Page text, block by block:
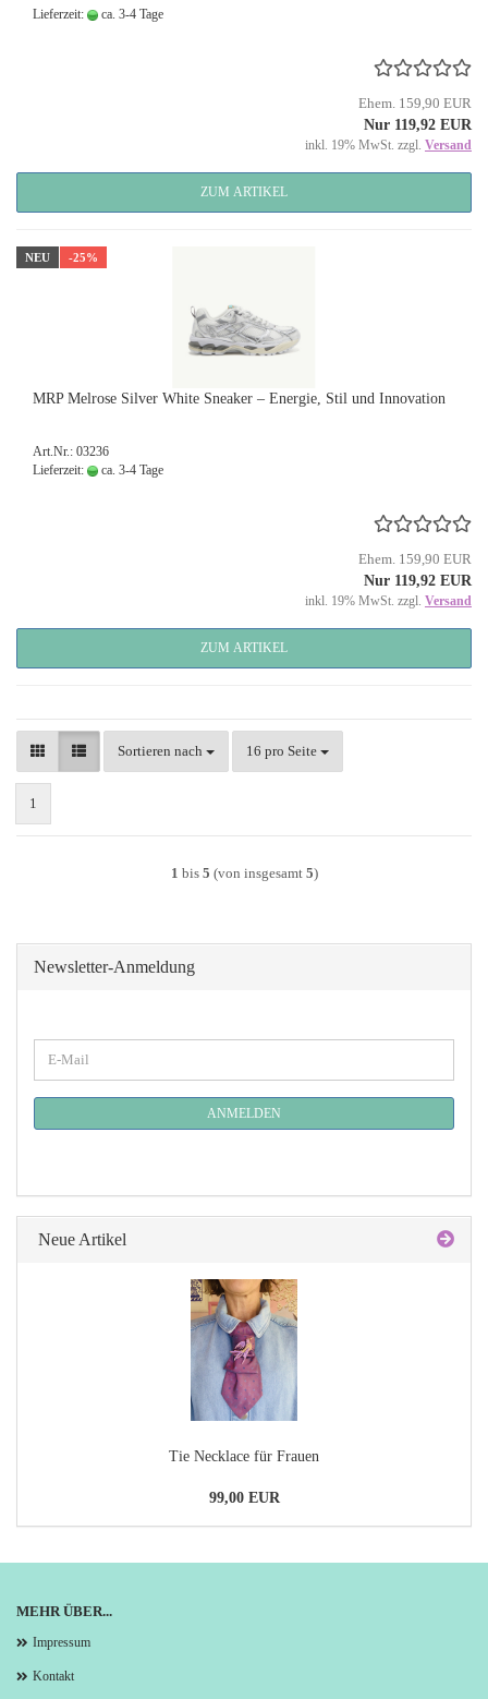
Lieferzeit:
ca. 3-4 Tage
Ehem. 159,90 EUR
Nur 119,92 EUR
inkl. 19% MwSt. zzgl. Versand
ZUM ARTIKEL
NEU -25%
MRP Melrose Silver White Sneaker – Energie, Stil und Innovation
Art.Nr.: 03236
Lieferzeit:
ca. 3-4 Tage
Ehem. 159,90 EUR
Nur 119,92 EUR
inkl. 19% MwSt. zzgl. Versand
ZUM ARTIKEL
Sortieren nach
Sortieren nach 16 pro Seite
pro Seite
1
1 bis 5 (von insgesamt 5)
Newsletter-Anmeldung
ZUR
E-
Mail
ANMELDEN
Neue Artikel
Tie Necklace für Frauen
99,00 EUR
MEHR ÜBER...
Impressum
Kontakt